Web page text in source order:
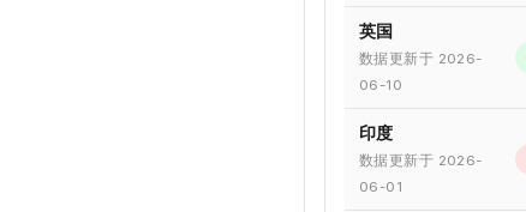
英国
数据更新于 2026-
06-10
印度
数据更新于 2026-
06-01